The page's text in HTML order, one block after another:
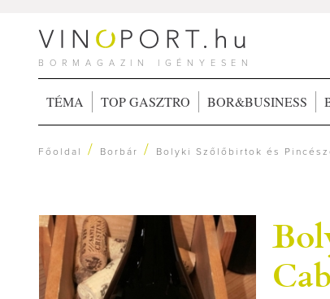
BORMAGAZIN IGÉNYESEN
TÉMA TOP GASZTRO BOR&BUSINESS
Főoldal / Borbár / Bolyki Szőlőbirtok és